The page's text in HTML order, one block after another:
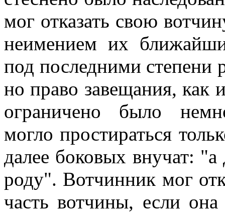
мог отказать свою
неимением их
под последними степени
но право завещания, как
ограничено было
могло простираться
далее боковых внучат: "а
роду". Вотчинник мог
часть вотчины, если